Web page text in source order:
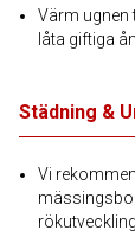
Värm ugnen
låta giftiga
Städning &
Vi
rökutveckling